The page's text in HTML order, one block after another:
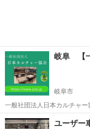
岐阜 【
岐阜市
一般社団法人日本カルチャー
岐阜の皆様に、 オンライン
開講しております。 ◆【講座のご案内】 一般社団法人日本カルチャー
岐阜 岐阜市 生活知識
ユーザー